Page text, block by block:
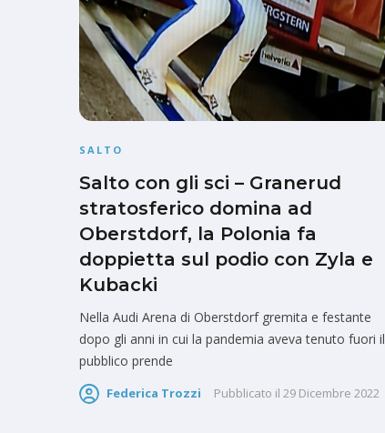
SALTO
Salto con gli sci – Granerud
stratosferico domina ad
Oberstdorf, la Polonia fa
doppietta sul podio con Zyla e
Kubacki
Nella Audi Arena di Oberstdorf gremita e festante
dopo gli anni in cui la pandemia aveva tenuto fuori il
pubblico prende
Federica Trozzi Pubblicato il 29 Dicembre 2022